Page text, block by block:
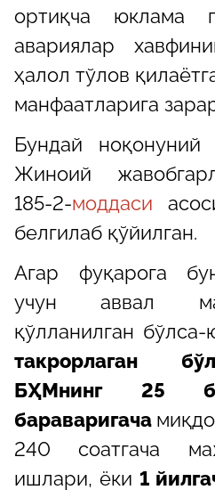
ортиқча юклама
авариялар
ҳалол тўлов
манфаатларига
Бундай ноқонуний
Жиноий
185-2-моддаси
белгилаб қўйилган.
Aгар фуқарога
учун аввал
қўлланилган
такрорлаган
БҲМнинг
25
бараваригача
240 соатгача
ишлари, ёки 1